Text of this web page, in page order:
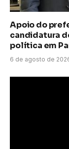
Apoio do
candidatura
política em
6 de agosto de